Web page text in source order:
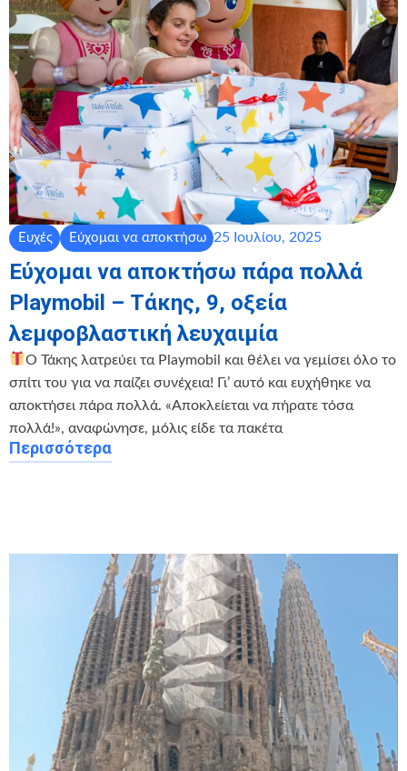
Ευχές Εύχομαι να αποκτήσω 25 Ιουλίου, 2025
Εύχομαι να αποκτήσω πάρα πολλά
Playmobil – Τάκης, 9, οξεία
λεμφοβλαστική λευχαιμία
Ο Τάκης λατρεύει τα Playmobil και θέλει να γεμίσει όλο το
σπίτι του για να παίζει συνέχεια! Γι’ αυτό και ευχήθηκε να
αποκτήσει πάρα πολλά. «Αποκλείεται να πήρατε τόσα
πολλά!», αναφώνησε, μόλις είδε τα πακέτα
Περισσότερα